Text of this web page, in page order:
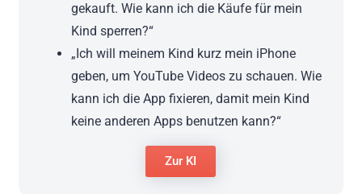
gekauft. Wie kann ich die Käufe für mein
Kind sperren?“
„Ich will meinem Kind kurz mein iPhone
geben, um YouTube Videos zu schauen. Wie
kann ich die App fixieren, damit mein Kind
keine anderen Apps benutzen kann?“
Zur KI